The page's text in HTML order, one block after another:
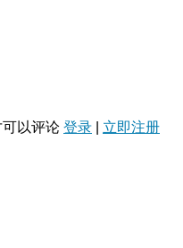
以评论 登录 立即注册